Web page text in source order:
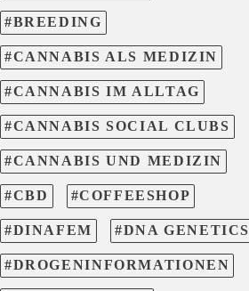
BREEDING
CANNABIS ALS MEDIZIN
CANNABIS IM ALLTAG
CANNABIS SOCIAL CLUBS
CANNABIS UND MEDIZIN
CBD COFFEESHOP
DINAFEM DNA GENETICS
DROGENINFORMATIONEN